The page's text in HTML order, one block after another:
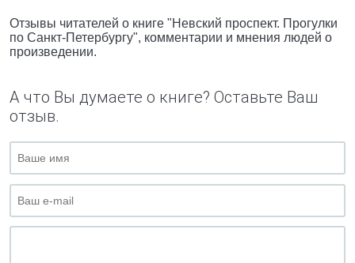
Отзывы читателей о книге "Невский проспект. Прогулки
по Санкт-Петербургу", комментарии и мнения людей о
произведении.
А что Вы думаете о книге? Оставьте Ваш
отзыв.